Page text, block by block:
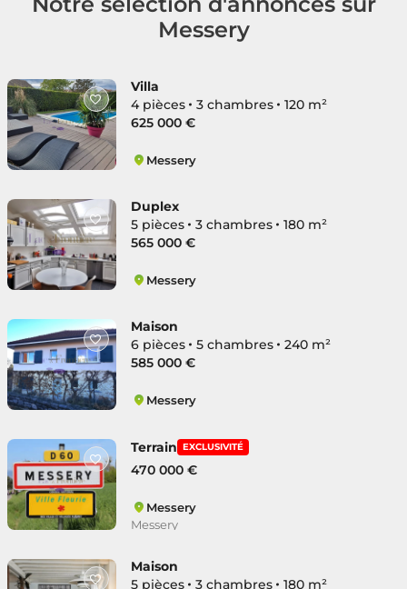
Messery
Villa
4 pièces
3 chambres
120 m²
625 000 €
Messery
Duplex
5 pièces
3 chambres
180 m²
565 000 €
Messery
Maison
6 pièces
5 chambres
240 m²
585 000 €
Messery
Terrain EXCLUSIVITÉ
470 000 €
Messery
Messery
Maison
5 pièces
3 chambres
180 m²